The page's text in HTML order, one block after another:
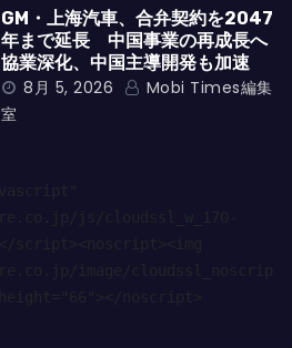
GM・上海汽車、合弁契約を2047
年まで延長 中国事業の再成長へ
協業深化、中国主導開発も加速
8月 5, 2026
Mobi Times編集
室